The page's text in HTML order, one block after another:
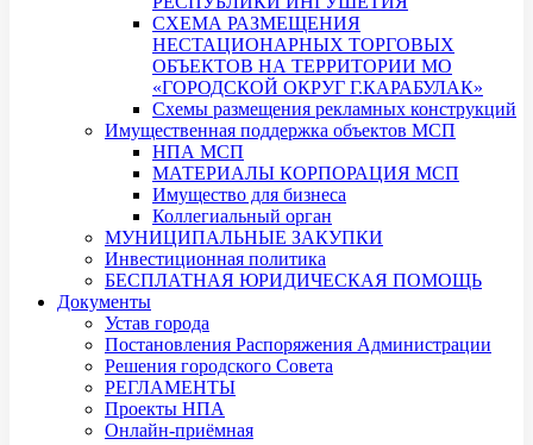
СХЕМА РАЗМЕЩЕНИЯ
НЕСТАЦИОНАРНЫХ ТОРГОВЫХ
ОБЪЕКТОВ НА ТЕРРИТОРИИ МО
«ГОРОДСКОЙ ОКРУГ Г.КАРАБУЛАК»
Схемы размещения рекламных конструкций
Имущественная поддержка объектов МСП
НПА МСП
МАТЕРИАЛЫ КОРПОРАЦИЯ МСП
Имущество для бизнеса
Коллегиальный орган
МУНИЦИПАЛЬНЫЕ ЗАКУПКИ
Инвестиционная политика
БЕСПЛАТНАЯ ЮРИДИЧЕСКАЯ ПОМОЩЬ
Документы
Устав города
Постановления Распоряжения Администрации
Решения городского Совета
РЕГЛАМЕНТЫ
Проекты НПА
Онлайн-приёмная